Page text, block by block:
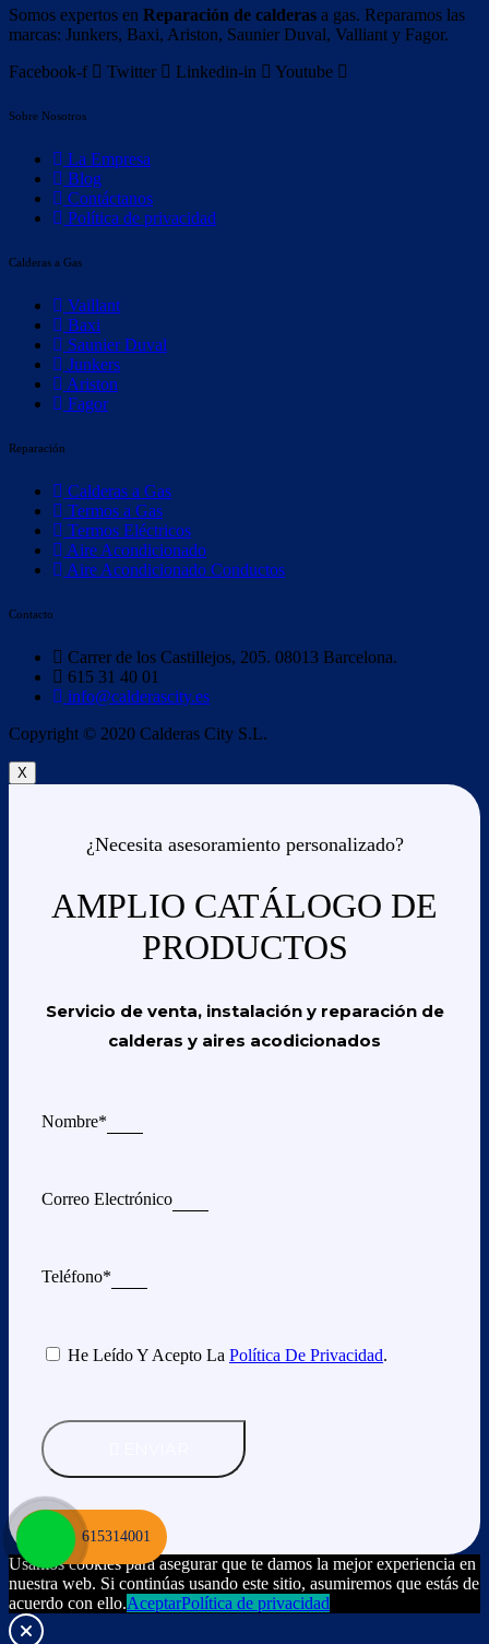
Somos expertos en Reparación de calderas a gas. Reparamos las
marcas: Junkers, Baxi, Ariston, Saunier Duval, Valliant y Fagor.
Facebook-f
Twitter Linkedin-in Youtube
Sobre Nosotros
La Empresa
Blog
Contáctanos
Política de privacidad
Calderas a Gas
Vaillant
Baxi
Saunier Duval
Junkers
Ariston
Fagor
Reparación
Calderas a Gas
Termos a Gas
Termos Eléctricos
Aire Acondicionado
Aire Acondicionado Conductos
Contacto
Carrer de los Castillejos, 205. 08013 Barcelona.
615 31 40 01
info@calderascity.es
Copyright © 2020 Calderas City S.L.
615314001
X
¿Necesita asesoramiento personalizado?
AMPLIO CATÁLOGO DE
PRODUCTOS
Servicio de venta, instalación y reparación de
calderas y aires acodicionados
Nombre*
Correo Electrónico
Teléfono*
He Leído Y Acepto La Política De Privacidad.
Usamos cookies para asegurar que te damos la mejor experiencia en
nuestra web. Si continúas usando este sitio, asumiremos que estás de
acuerdo con ello.AceptarPolítica de privacidad